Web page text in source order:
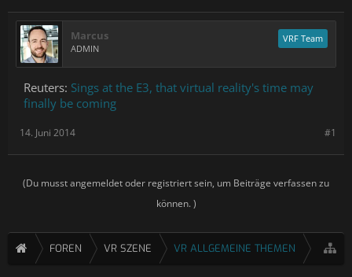
Marcus
ADMIN
VRF Team
Reuters: Sings at the E3, that virtual reality's time may
finally be coming
#1
14. Juni 2014
(Du musst angemeldet oder registriert sein, um Beiträge verfassen zu
können. )
FOREN VR SZENE VR ALLGEMEINE THEMEN